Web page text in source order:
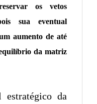
os vetos
sua eventual
aumento de até
da matriz
da